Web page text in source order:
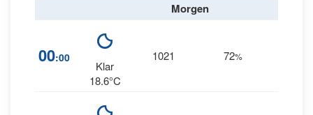
Morgen
00:00
Klar
18.6°C
1021 72%